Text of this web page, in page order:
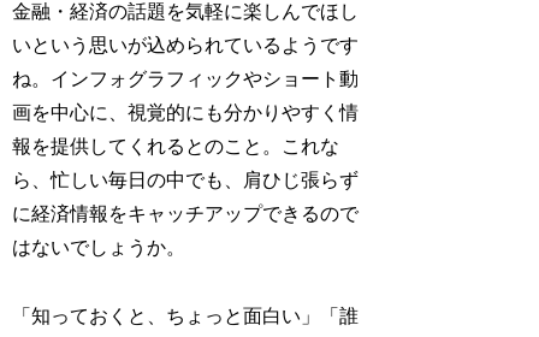
金融・経済の話題を気軽に楽しんでほし
いという思いが込められているようです
ね。インフォグラフィックやショート動
画を中心に、視覚的にも分かりやすく情
報を提供してくれるとのこと。これな
ら、忙しい毎日の中でも、肩ひじ張らず
に経済情報をキャッチアップできるので
はないでしょうか。
「知っておくと、ちょっと面白い」「誰